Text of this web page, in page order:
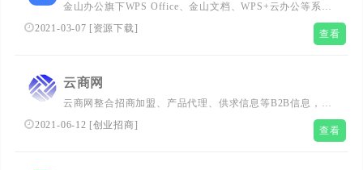
金山办公旗下WPS Office、金山文档、WPS+云办公等系列
产品服务，通过提供“以云服务为基础，多屏、内容为辅
助，AI赋能所有产品”为代表的未来办公新方式，助力企业
2021-03-07 [资源下载] 查看
云商网
云商网整合招商加盟、产品代理、供求信息等B2B信息，为
企业免费建商机网站，提供产品推广，打造云商网B2B电子
2021-06-12 [创业招商] 查看